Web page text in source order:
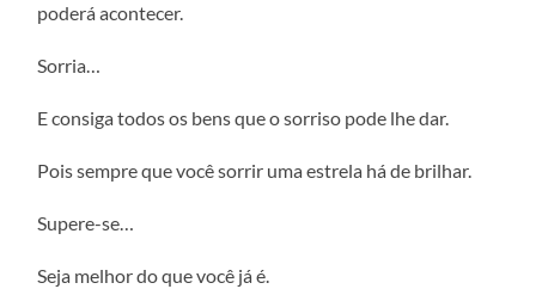
poderá acontecer.
Sorria…
E consiga todos os bens que o sorriso pode lhe dar.
Pois sempre que você sorrir uma estrela há de brilhar.
Supere-se…
Seja melhor do que você já é.